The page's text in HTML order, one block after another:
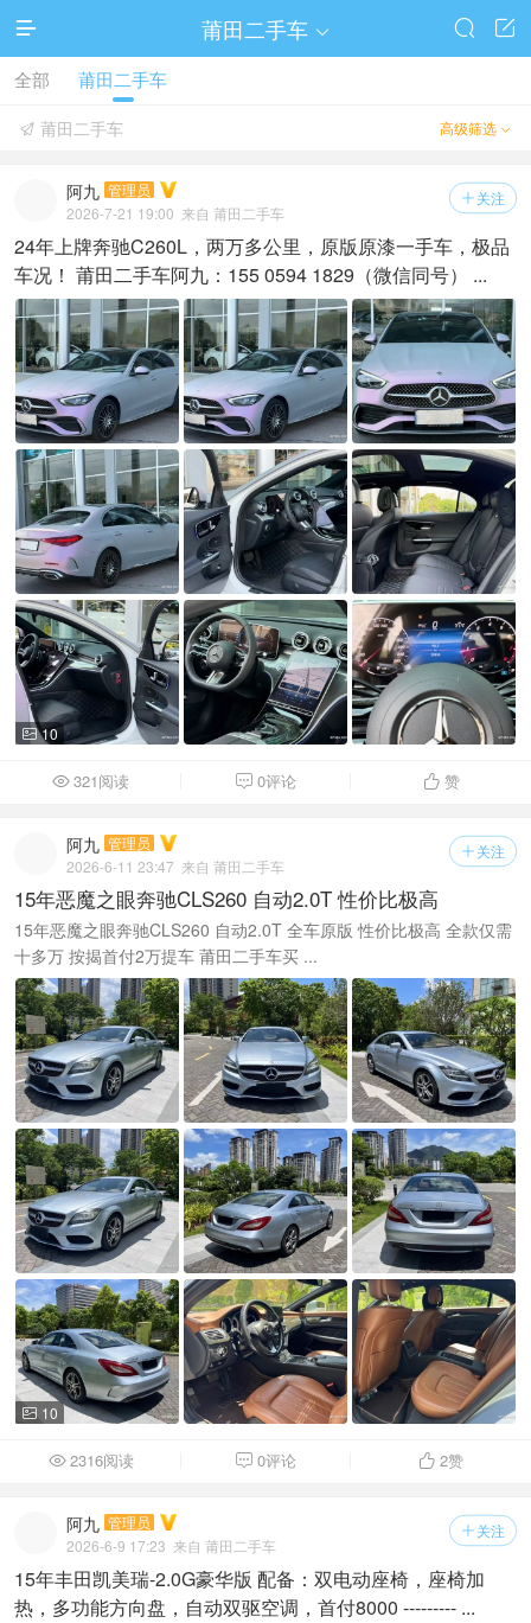
 莆田二手车  

全部 莆田二手车
高级筛选 
 莆田二手车
 关注
阿九 管理员
2026-7-21 19:00 来自 莆田二手车
24年上牌奔驰C260L，两万多公里，原版原漆一手车，极品
车况！ 莆田二手车阿九：155 0594 1829（微信同号） ...
 10
321阅读  0评论  赞
 关注
阿九 管理员
2026-6-11 23:47 来自 莆田二手车
15年恶魔之眼奔驰CLS260 自动2.0T 性价比极高
15年恶魔之眼奔驰CLS260 自动2.0T 全车原版 性价比极高 全款仅需
十多万 按揭首付2万提车 莆田二手车买 ...
 10
 2316阅读  0评论  2赞
 关注
阿九 管理员
2026-6-9 17:23 来自 莆田二手车
15年丰田凯美瑞-2.0G豪华版 配备：双电动座椅，座椅加
热，多功能方向盘，自动双驱空调，首付8000 --------- ...